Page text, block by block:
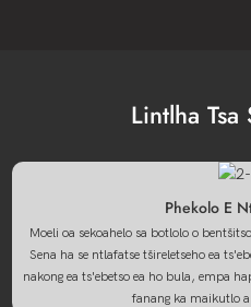
Lintlha Tsa
Phekolo E
Moeli oa sekoahelo sa botlolo o
Sena ha se ntlafatse tšireletseho ea
nakong ea ts'ebetso ea ho bula, empa
fanang ka maikutlo